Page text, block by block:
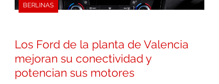
BERLINAS
Los Ford de la planta de Valencia
mejoran su conectividad y
potencian sus motores